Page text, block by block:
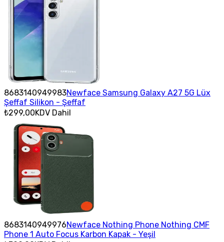
8683140949983Newface Samsung Galaxy A27 5G Lüx
Şeffaf Silikon - Şeffaf
₺299,00KDV Dahil
8683140949976Newface Nothing Phone Nothing CMF
Phone 1 Auto Focus Karbon Kapak - Yeşil